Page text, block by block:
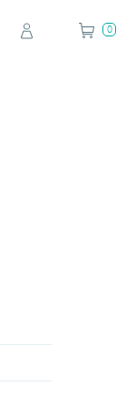
0